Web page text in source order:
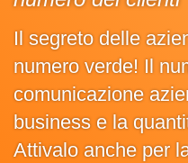
Il segreto delle
numero verde! Il
comunicazione
business e la
Attivalo anche per